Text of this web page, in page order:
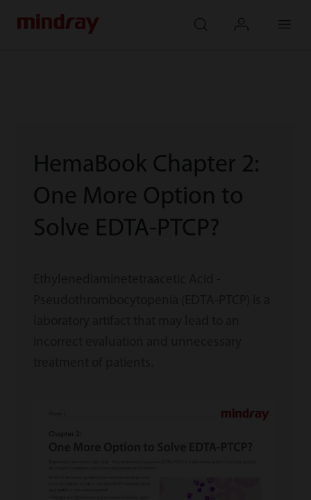
HemaBook Chapter 2:
One More Option to
Solve EDTA-PTCP?